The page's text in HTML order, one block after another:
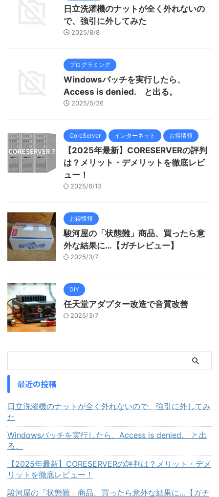
日立洗濯機のナットが全く外れないの
で、強引に外してみた
2025/8/8
プログラミング
Windowsバッチを実行したら、
Access is denied. と出る。
2025/5/26
CoreServer インターネット お得情報
【2025年最新】CORESERVERの評判
は？メリット・デメリットを徹底レビ
ュー！
2025/6/13
お得情報
駿河屋の「状態難」商品、買ったら意
外な結果に…【ガチレビュー】
2025/3/7
DIY
任天堂アダプター改造で音質改善
2025/3/7
最近の投稿
日立洗濯機のナットが全く外れないので、強引に外してみ
た
Windowsバッチを実行したら、Access is denied. と出
る。
【2025年最新】CORESERVERの評判は？メリット・デメ
リットを徹底レビュー！
駿河屋の「状態難」商品、買ったら意外な結果に…【ガチ